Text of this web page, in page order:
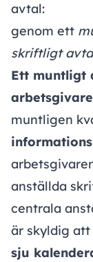
avtal:
genom ett
skriftligt
Ett muntligt
muntligen
anställda
centrala
är skyldig
sju